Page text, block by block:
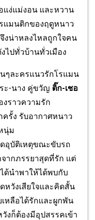
แง่แม่งอน และหวาน
แมนติกของฤดูหนาว
จึงน่าหลงไหลถูกใจคน
งไปทั่วบ้านทั่วเมือง
ๆละครแนวรักโรแมน
ะ-นาง คู่ขวัญ ติ๊ก-เชอ
งราวความรัก
รั้ง รับอากาศหนาว
นุ่ม
อุบัติเหตุขณะขับรถ
ากภรรยาสุดที่รัก แต่
ด้นำพาให้ได้พบกับ
หวังเสียใจและคิดสั้น
หลือได้รักและผูกพัน
งก็ต้องมีอุปสรรคเข้า